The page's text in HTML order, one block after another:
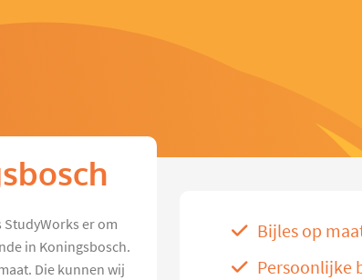
er om
in Koningsbosch.
Die kunnen wij
Bijles op
Persoonlijke